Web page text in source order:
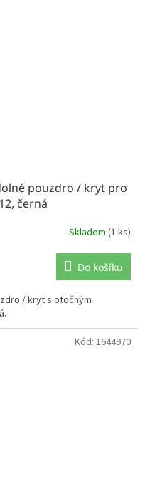
pouzdro / kryt pro
černá
Skladem (1 ks)
Do košíku
/ kryt s otočným
Kód: 1644970